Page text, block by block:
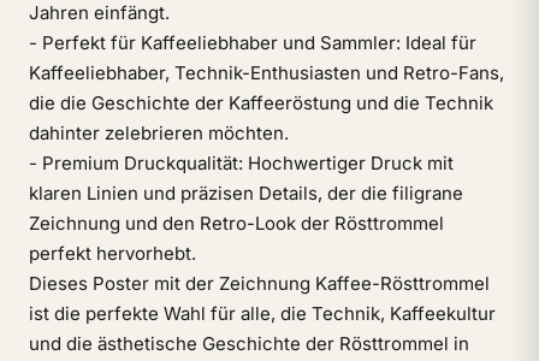
Jahren einfängt.
- Perfekt für Kaffeeliebhaber und Sammler: Ideal für
Kaffeeliebhaber, Technik-Enthusiasten und Retro-Fans,
die die Geschichte der Kaffeeröstung und die Technik
dahinter zelebrieren möchten.
- Premium Druckqualität: Hochwertiger Druck mit
klaren Linien und präzisen Details, der die filigrane
Zeichnung und den Retro-Look der Rösttrommel
perfekt hervorhebt.
Dieses Poster mit der Zeichnung Kaffee-Rösttrommel
ist die perfekte Wahl für alle, die Technik, Kaffeekultur
und die ästhetische Geschichte der Rösttrommel in